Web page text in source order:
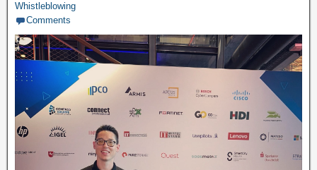
Whistleblowing
Comments